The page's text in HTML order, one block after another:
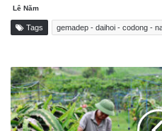
Lê Năm
Tags gemadep - daihoi - codong -